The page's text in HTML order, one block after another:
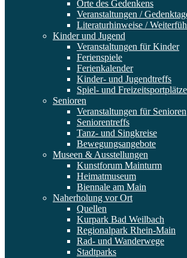
Orte des Gedenkens
Veranstaltungen /
Literaturhinweise /
Kinder und Jugend
Veranstaltungen für Kinder
Ferienspiele
Ferienkalender
Kinder- und Jugendtreffs
Spiel- und Freizeitsportplätze
Senioren
Veranstaltungen für Senioren
Seniorentreffs
Tanz- und Singkreise
Bewegungsangebote
Museen & Ausstellungen
Kunstforum Mainturm
Heimatmuseum
Biennale am Main
Naherholung vor Ort
Quellen
Kurpark Bad Weilbach
Regionalpark Rhein-Main
Rad- und Wanderwege
Stadtparks